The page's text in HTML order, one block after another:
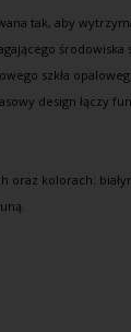
tak, aby
środowiska
szkła
design łączy
oraz kolorach: